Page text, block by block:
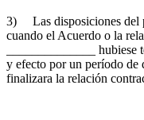
3) Las disposiciones del
cuando el Acuerdo o la
______________
y efecto por un período de
finalizara la relación